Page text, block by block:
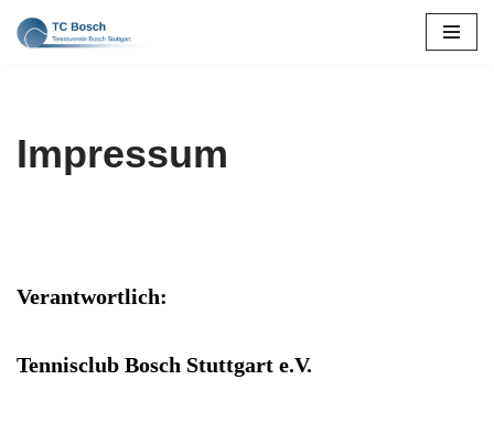
Impressum
Verantwortlich:
Tennisclub Bosch Stuttgart e.V.